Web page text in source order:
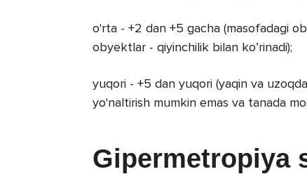
o'rta - +2 dan +5 gacha (masofadagi
obyektlar - qiyinchilik bilan ko’rinadi);
yuqori - +5 dan yuqori (yaqin va
yo'naltirish mumkin emas va tanada
Gipermetropiya